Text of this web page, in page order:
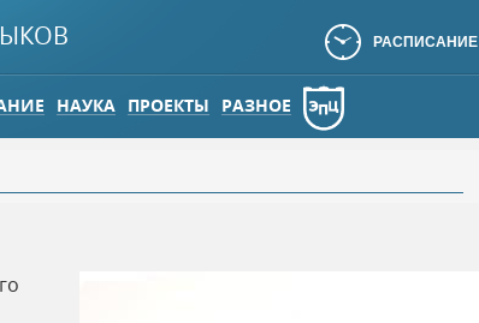
РАСПИСАНИЕ
НАУКА ПРОЕКТЫ РАЗНОЕ